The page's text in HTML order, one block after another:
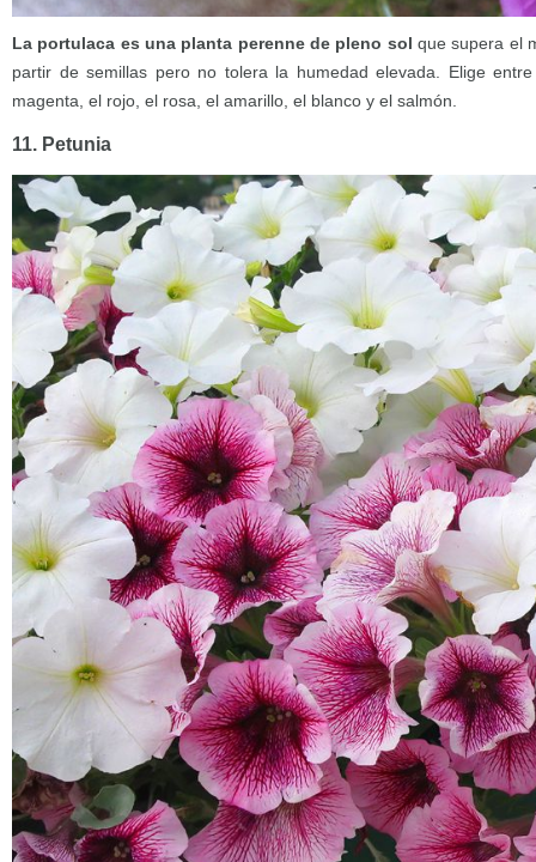
La portulaca es una planta perenne de pleno sol que supera el
partir de semillas pero no tolera la humedad elevada. Elige
magenta, el rojo, el rosa, el amarillo, el blanco y el salmón.
11. Petunia